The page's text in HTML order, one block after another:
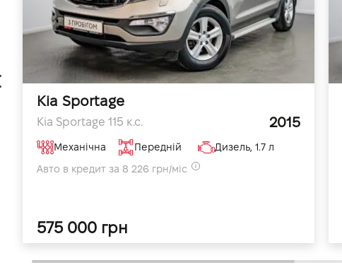
Kia Sportage
Kia Sportage 115 к.с. 2015
Механічна Передній
Дизель, 1.7 л
Авто в кредит за 8 226 грн/міс
575 000 грн